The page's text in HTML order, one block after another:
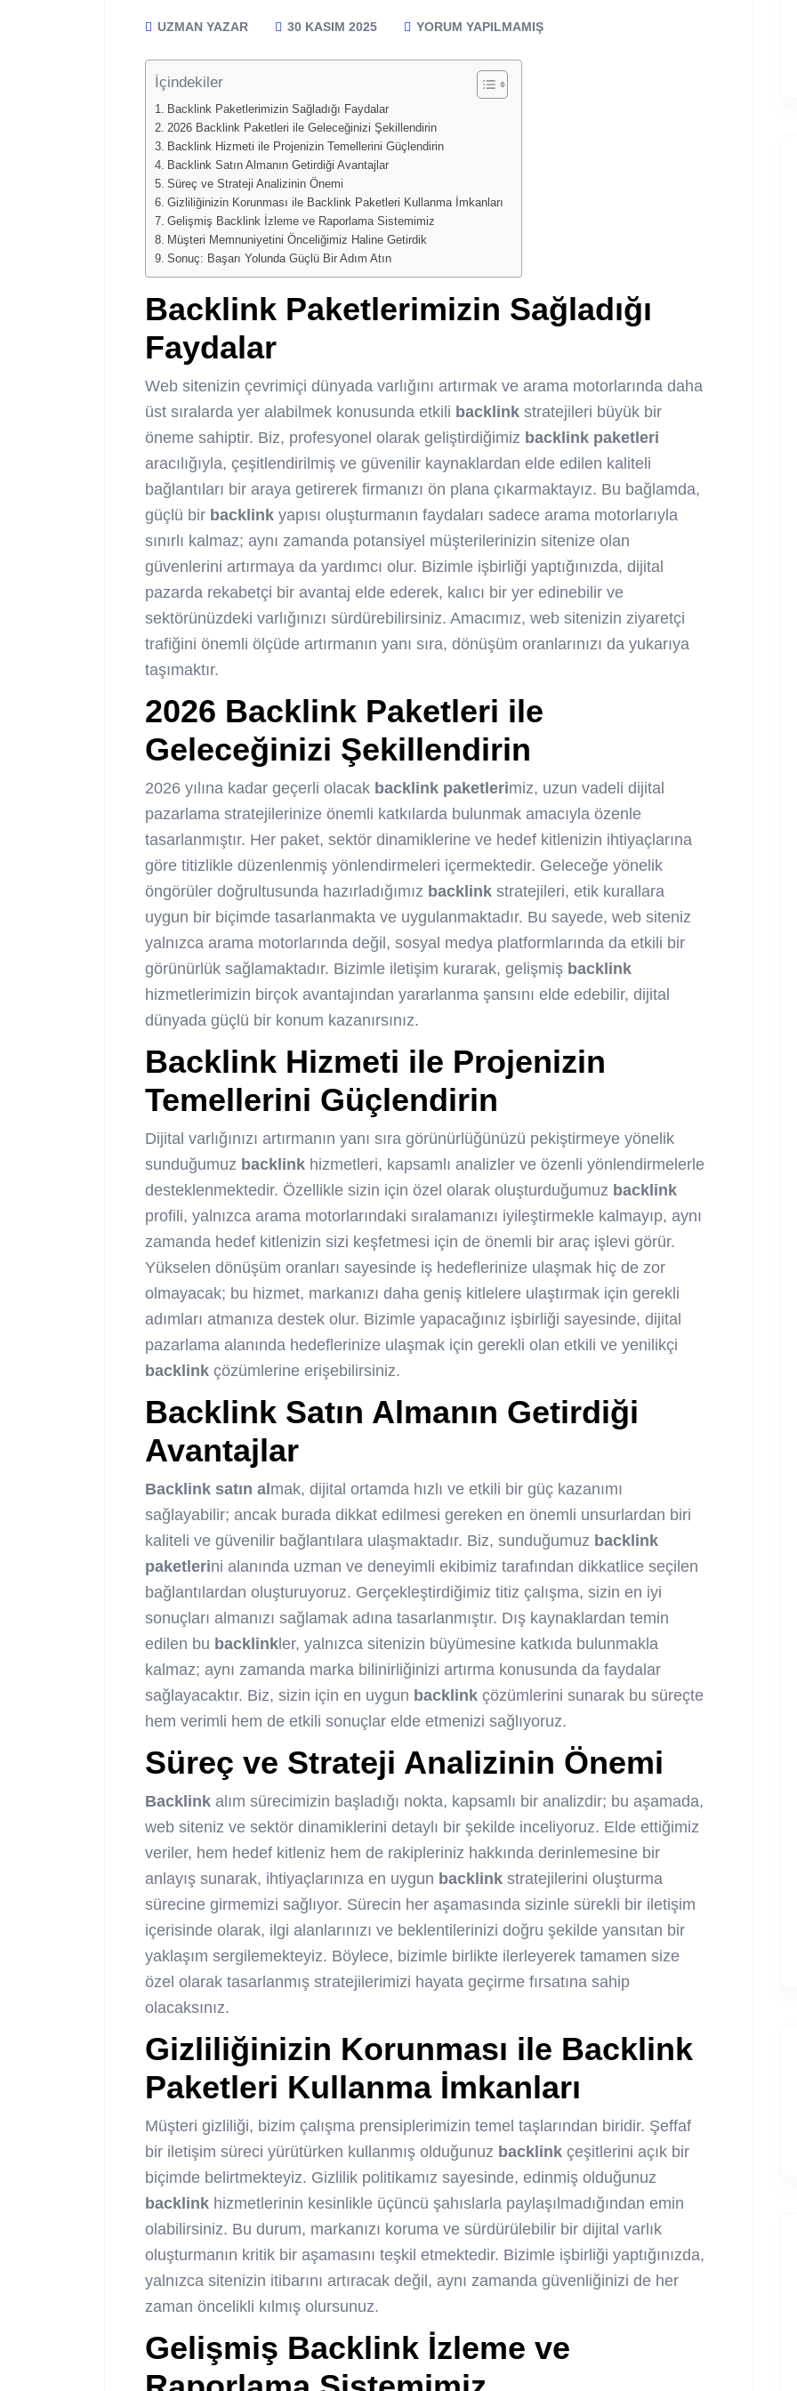
UZMAN YAZAR 30 KASIM 2025 YORUM YAPILMAMIŞ
İçindekiler
Backlink Paketlerimizin Sağladığı Faydalar
2026 Backlink Paketleri ile Geleceğinizi Şekillendirin
Backlink Hizmeti ile Projenizin Temellerini Güçlendirin
Backlink Satın Almanın Getirdiği Avantajlar
Süreç ve Strateji Analizinin Önemi
Gizliliğinizin Korunması ile Backlink Paketleri Kullanma İmkanları
Gelişmiş Backlink İzleme ve Raporlama Sistemimiz
Müşteri Memnuniyetini Önceliğimiz Haline Getirdik
Sonuç: Başarı Yolunda Güçlü Bir Adım Atın
Backlink Paketlerimizin Sağladığı
Faydalar
Web sitenizin çevrimiçi dünyada varlığını artırmak ve arama motorlarında daha
üst sıralarda yer alabilmek konusunda etkili backlink stratejileri büyük bir
öneme sahiptir. Biz, profesyonel olarak geliştirdiğimiz backlink paketleri
aracılığıyla, çeşitlendirilmiş ve güvenilir kaynaklardan elde edilen kaliteli
bağlantıları bir araya getirerek firmanızı ön plana çıkarmaktayız. Bu bağlamda,
güçlü bir backlink yapısı oluşturmanın faydaları sadece arama motorlarıyla
sınırlı kalmaz; aynı zamanda potansiyel müşterilerinizin sitenize olan
güvenlerini artırmaya da yardımcı olur. Bizimle işbirliği yaptığınızda, dijital
pazarda rekabetçi bir avantaj elde ederek, kalıcı bir yer edinebilir ve
sektörünüzdeki varlığınızı sürdürebilirsiniz. Amacımız, web sitenizin ziyaretçi
trafiğini önemli ölçüde artırmanın yanı sıra, dönüşüm oranlarınızı da yukarıya
taşımaktır.
2026 Backlink Paketleri ile
Geleceğinizi Şekillendirin
2026 yılına kadar geçerli olacak backlink paketlerimiz, uzun vadeli dijital
pazarlama stratejilerinize önemli katkılarda bulunmak amacıyla özenle
tasarlanmıştır. Her paket, sektör dinamiklerine ve hedef kitlenizin ihtiyaçlarına
göre titizlikle düzenlenmiş yönlendirmeleri içermektedir. Geleceğe yönelik
öngörüler doğrultusunda hazırladığımız backlink stratejileri, etik kurallara
uygun bir biçimde tasarlanmakta ve uygulanmaktadır. Bu sayede, web siteniz
yalnızca arama motorlarında değil, sosyal medya platformlarında da etkili bir
görünürlük sağlamaktadır. Bizimle iletişim kurarak, gelişmiş backlink
hizmetlerimizin birçok avantajından yararlanma şansını elde edebilir, dijital
dünyada güçlü bir konum kazanırsınız.
Backlink Hizmeti ile Projenizin
Temellerini Güçlendirin
Dijital varlığınızı artırmanın yanı sıra görünürlüğünüzü pekiştirmeye yönelik
sunduğumuz backlink hizmetleri, kapsamlı analizler ve özenli yönlendirmelerle
desteklenmektedir. Özellikle sizin için özel olarak oluşturduğumuz backlink
profili, yalnızca arama motorlarındaki sıralamanızı iyileştirmekle kalmayıp, aynı
zamanda hedef kitlenizin sizi keşfetmesi için de önemli bir araç işlevi görür.
Yükselen dönüşüm oranları sayesinde iş hedeflerinize ulaşmak hiç de zor
olmayacak; bu hizmet, markanızı daha geniş kitlelere ulaştırmak için gerekli
adımları atmanıza destek olur. Bizimle yapacağınız işbirliği sayesinde, dijital
pazarlama alanında hedeflerinize ulaşmak için gerekli olan etkili ve yenilikçi
backlink çözümlerine erişebilirsiniz.
Backlink Satın Almanın Getirdiği
Avantajlar
Backlink satın al mak, dijital ortamda hızlı ve etkili bir güç kazanımı
sağlayabilir; ancak burada dikkat edilmesi gereken en önemli unsurlardan biri
kaliteli ve güvenilir bağlantılara ulaşmaktadır. Biz, sunduğumuz backlink
paketlerini alanında uzman ve deneyimli ekibimiz tarafından dikkatlice seçilen
bağlantılardan oluşturuyoruz. Gerçekleştirdiğimiz titiz çalışma, sizin en iyi
sonuçları almanızı sağlamak adına tasarlanmıştır. Dış kaynaklardan temin
edilen bu backlink ler, yalnızca sitenizin büyümesine katkıda bulunmakla
kalmaz; aynı zamanda marka bilinirliğinizi artırma konusunda da faydalar
sağlayacaktır. Biz, sizin için en uygun backlink çözümlerini sunarak bu süreçte
hem verimli hem de etkili sonuçlar elde etmenizi sağlıyoruz.
Süreç ve Strateji Analizinin Önemi
Backlink alım sürecimizin başladığı nokta, kapsamlı bir analizdir; bu aşamada,
web siteniz ve sektör dinamiklerini detaylı bir şekilde inceliyoruz. Elde ettiğimiz
veriler, hem hedef kitleniz hem de rakipleriniz hakkında derinlemesine bir
anlayış sunarak, ihtiyaçlarınıza en uygun backlink stratejilerini oluşturma
sürecine girmemizi sağlıyor. Sürecin her aşamasında sizinle sürekli bir iletişim
içerisinde olarak, ilgi alanlarınızı ve beklentilerinizi doğru şekilde yansıtan bir
yaklaşım sergilemekteyiz. Böylece, bizimle birlikte ilerleyerek tamamen size
özel olarak tasarlanmış stratejilerimizi hayata geçirme fırsatına sahip
olacaksınız.
Gizliliğinizin Korunması ile Backlink
Paketleri Kullanma İmkanları
Müşteri gizliliği, bizim çalışma prensiplerimizin temel taşlarından biridir. Şeffaf
bir iletişim süreci yürütürken kullanmış olduğunuz backlink çeşitlerini açık bir
biçimde belirtmekteyiz. Gizlilik politikamız sayesinde, edinmiş olduğunuz
backlink hizmetlerinin kesinlikle üçüncü şahıslarla paylaşılmadığından emin
olabilirsiniz. Bu durum, markanızı koruma ve sürdürülebilir bir dijital varlık
oluşturmanın kritik bir aşamasını teşkil etmektedir. Bizimle işbirliği yaptığınızda,
yalnızca sitenizin itibarını artıracak değil, aynı zamanda güvenliğinizi de her
zaman öncelikli kılmış olursunuz.
Gelişmiş Backlink İzleme ve